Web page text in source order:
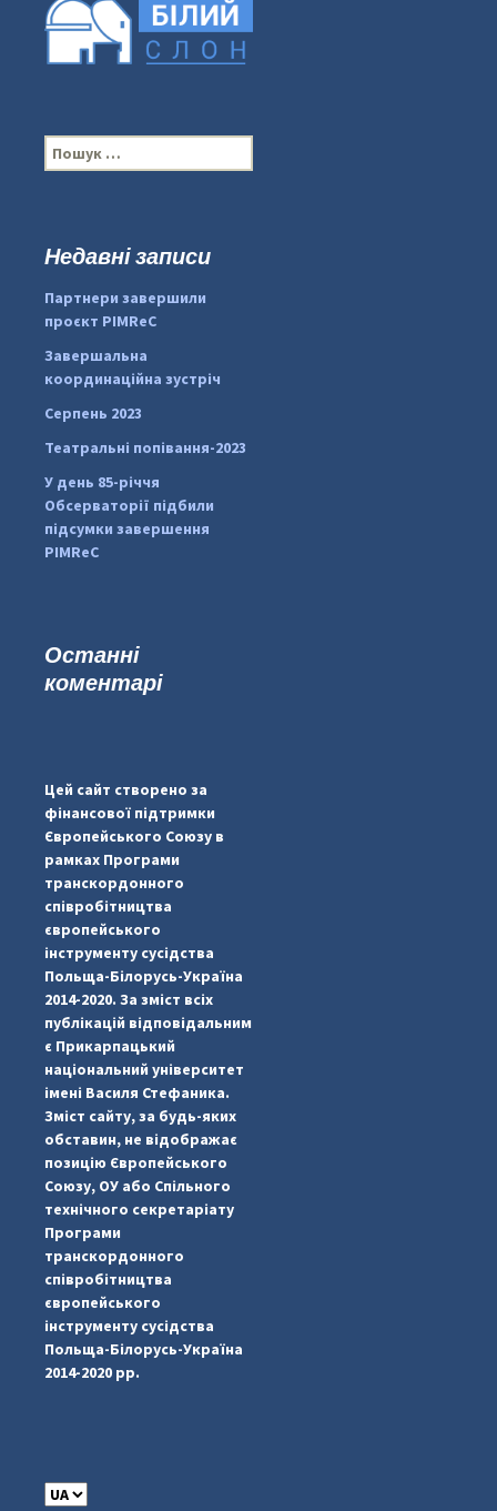
#PipIvanToday
pimrec_project
#PipIvanToday
П
о
:Недавні записи
Партнери завершили
проєкт PIMReC
Завершальна
координаційна зустріч
Серпень 2023
Театральні попівання-2023
У день 85-річчя
Обсерваторії підбили
підсумки завершення
PIMReC
Останні
коментарі
Цей сайт створено за
фінансової підтримки
Європейського Союзу в
рамках Програми
транскордонного
співробітництва
європейського
інструменту сусідства
Польща-Білорусь-Україна
2014-2020. За зміст всіх
публікацій відповідальним
є Прикарпацький
національний університет
імені Василя Стефаника.
Зміст сайту, за будь-яких
обставин, не відображає
позицію Європейського
Союзу, ОУ або Спільного
технічного секретаріату
Програми
транскордонного
співробітництва
європейського
інструменту сусідства
Польща-Білорусь-Україна
2014-2020 рр.
C